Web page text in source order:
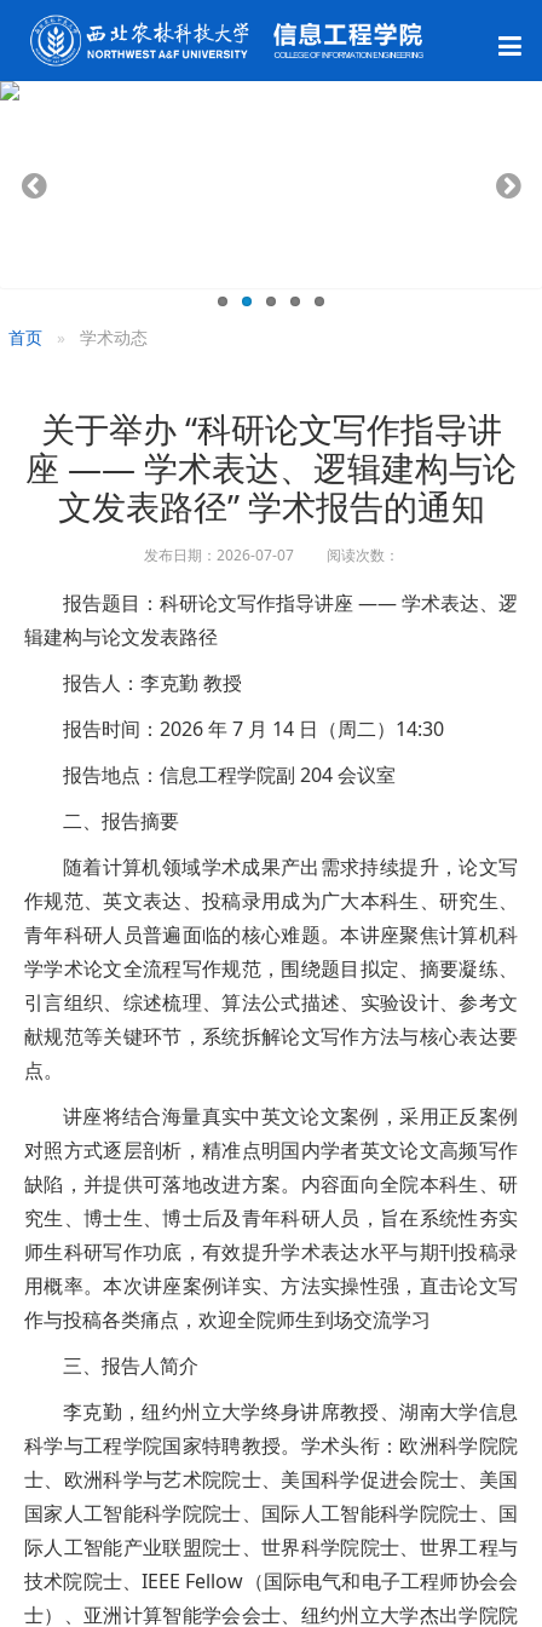
首页 学术动态
关于举办 “科研论文写作指导讲
座 —— 学术表达、逻辑建构与论
文发表路径” 学术报告的通知
发布日期：2026-07-07 阅读次数：
报告题目：科研论文写作指导讲座 —— 学术表达、逻
辑建构与论文发表路径
报告人：李克勤 教授
报告时间：2026 年 7 月 14 日（周二）14:30
报告地点：信息工程学院副 204 会议室
二、报告摘要
随着计算机领域学术成果产出需求持续提升，论文写
作规范、英文表达、投稿录用成为广大本科生、研究生、
青年科研人员普遍面临的核心难题。本讲座聚焦计算机科
学学术论文全流程写作规范，围绕题目拟定、摘要凝练、
引言组织、综述梳理、算法公式描述、实验设计、参考文
献规范等关键环节，系统拆解论文写作方法与核心表达要
点。
讲座将结合海量真实中英文论文案例，采用正反案例
对照方式逐层剖析，精准点明国内学者英文论文高频写作
缺陷，并提供可落地改进方案。内容面向全院本科生、研
究生、博士生、博士后及青年科研人员，旨在系统性夯实
师生科研写作功底，有效提升学术表达水平与期刊投稿录
用概率。本次讲座案例详实、方法实操性强，直击论文写
作与投稿各类痛点，欢迎全院师生到场交流学习
三、报告人简介
李克勤，纽约州立大学终身讲席教授、湖南大学信息
科学与工程学院国家特聘教授。学术头衔：欧洲科学院院
士、欧洲科学与艺术院院士、美国科学促进会院士、美国
国家人工智能科学院院士、国际人工智能科学院院士、国
际人工智能产业联盟院士、世界科学院院士、世界工程与
技术院院士、IEEE Fellow（国际电气和电子工程师协会会
士）、亚洲计算智能学会会士、纽约州立大学杰出学院院